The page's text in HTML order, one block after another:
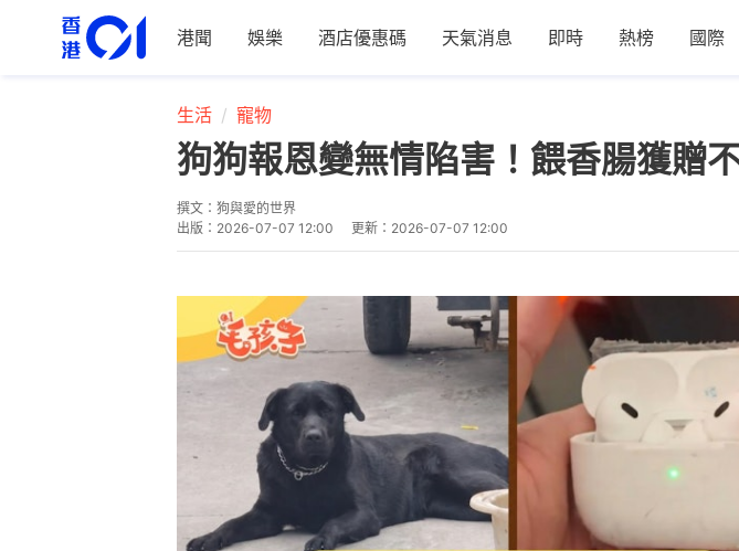
港聞 娛樂 酒店優惠碼 天氣消息 即時 熱榜 國際
生活 寵物
狗狗報恩變無情陷害！餵香腸獲
撰文： 狗與愛的世界
出版： 2026-07-07 12:00 更新： 2026-07-07 12:00